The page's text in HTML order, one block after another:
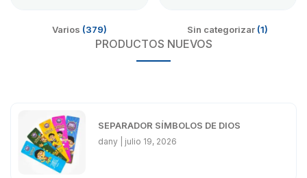
Varios (379) Sin categorizar (1)
PRODUCTOS NUEVOS
SEPARADOR SÍMBOLOS DE DIOS
dany julio 19, 2026